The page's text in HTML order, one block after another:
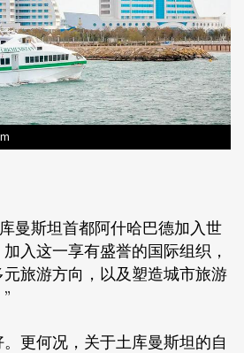
曼斯坦首都阿什哈巴德加入世
入这一享有盛誉的国际组织，
旅游方向，以及塑造城市旅游
更何况，关于土库曼斯坦的自